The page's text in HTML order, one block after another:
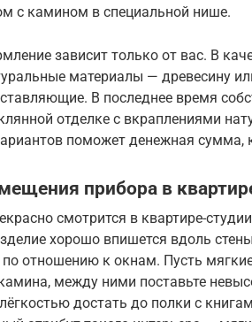
с камином в специальной нише.
зависит только от вас. В
материалы — древесину
В последнее время
отделке с вкраплениями
поможет денежная сумма,
прибора в
смотрится в квартире-
хорошо впишется вдоль
по отношению к окнам. Пусть
между ними поставьте
достать до полки с